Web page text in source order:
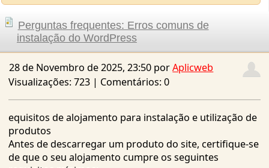
28 de Novembro de 2025, 23:50 por
Antes de descarregar um produto do site, certifique-se
de que o seu alojamento cumpre os seguintes
requisitos mínimos:
Servidor web baseado em Apache ou NGINX com 512